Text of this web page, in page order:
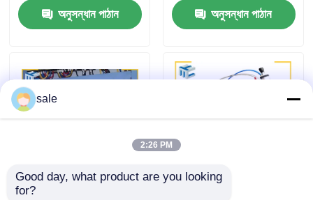
আমাদের সাথে যোগাযোগ করুন
মামলা
ট্যাংক পোলিশিং মেশিন
অনুসন্ধান পাঠান অনুসন্ধান পাঠান
0.75kw 4kw Vfd ড্রাইভ
sale
2:26 PM
Good day, what product are you looking
for?